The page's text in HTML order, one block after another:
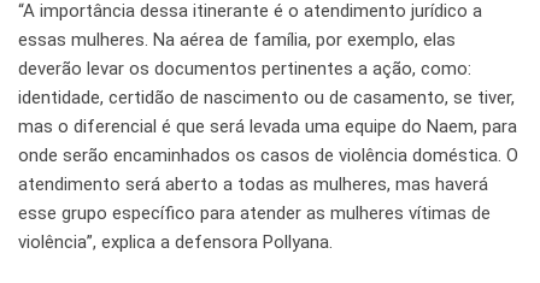
“A importância dessa itinerante é o atendimento jurídico a
essas mulheres. Na aérea de família, por exemplo, elas
deverão levar os documentos pertinentes a ação, como:
identidade, certidão de nascimento ou de casamento, se tiver,
mas o diferencial é que será levada uma equipe do Naem, para
onde serão encaminhados os casos de violência doméstica. O
atendimento será aberto a todas as mulheres, mas haverá
esse grupo específico para atender as mulheres vítimas de
violência”, explica a defensora Pollyana.